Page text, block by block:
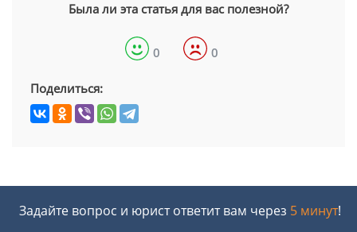
Была ли эта статья для вас полезной?
0 0
Поделиться:
Задайте вопрос и юрист ответит вам через 5 минут!